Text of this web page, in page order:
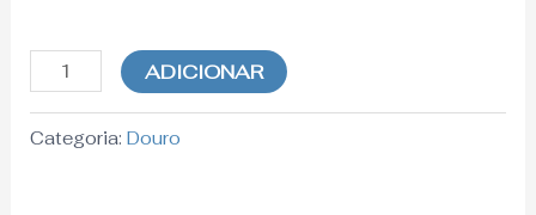
ADICIONAR
Categoria:Douro